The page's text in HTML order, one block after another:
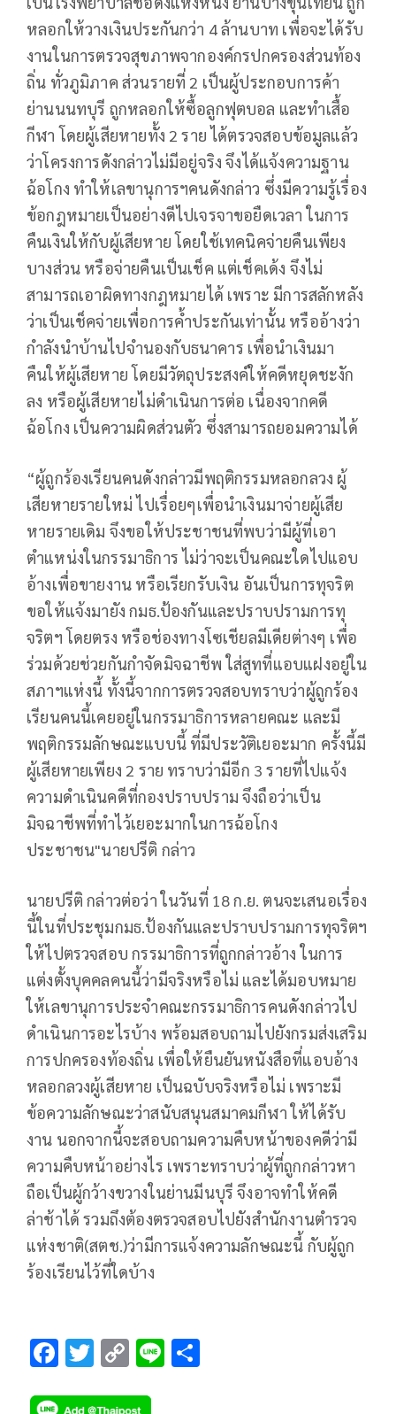
หลอกให้วางเงินประกันกว่า 4 ล้านบาท เพื่อจะได้รับ
งานในการตรวจสุขภาพจากองค์กรปกครองส่วนท้อง
ถิ่น ทั่วภูมิภาค ส่วนรายที่ 2 เป็นผู้ประกอบการค้า
ย่านนนทบุรี ถูกหลอกให้ซื้อลูกฟุตบอล และทำเสื้อ
กีฬา โดยผู้เสียหายทั้ง 2 ราย ได้ตรวจสอบข้อมูลแล้ว
ว่าโครงการดังกล่าวไม่มีอยู่จริง จึงได้แจ้งความฐาน
ฉ้อโกง ทำให้เลขานุการฯคนดังกล่าว ซึ่งมีความรู้เรื่อง
ข้อกฎหมายเป็นอย่างดีไปเจรจาขอยืดเวลา ในการ
คืนเงินให้กับผู้เสียหาย โดยใช้เทคนิคจ่ายคืนเพียง
บางส่วน หรือจ่ายคืนเป็นเช็ค แต่เช็คเด้ง จึงไม่
สามารถเอาผิดทางกฎหมายได้ เพราะ มีการสลักหลัง
ว่าเป็นเช็คจ่ายเพื่อการค้ำประกันเท่านั้น หรืออ้างว่า
กำลังนำบ้านไปจำนองกับธนาคาร เพื่อนำเงินมา
คืนให้ผู้เสียหาย โดยมีวัตถุประสงค์ให้คดีหยุดชะงัก
ลง หรือผู้เสียหายไม่ดำเนินการต่อ เนื่องจากคดี
ฉ้อโกง เป็นความผิดส่วนตัว ซึ่งสามารถยอมความได้
“ผู้ถูกร้องเรียนคนดังกล่าวมีพฤติกรรมหลอกลวง ผู้
เสียหายรายใหม่ ไปเรื่อยๆเพื่อนำเงินมาจ่ายผู้เสีย
หายรายเดิม จึงขอให้ประชาชนที่พบว่ามีผู้ที่เอา
ตำแหน่งในกรรมาธิการ ไม่ว่าจะเป็นคณะใดไปแอบ
อ้างเพื่อขายงาน หรือเรียกรับเงิน อันเป็นการทุจริต
ขอให้แจ้งมายัง กมธ.ป้องกันและปราบปรามการทุ
จริตฯ โดยตรง หรือช่องทางโซเชียลมีเดียต่างๆ เพื่อ
ร่วมด้วยช่วยกันกำจัดมิจฉาชีพ ใส่สูทที่แอบแฝงอยู่ใน
สภาฯแห่งนี้ ทั้งนี้จากการตรวจสอบทราบว่าผู้ถูกร้อง
เรียนคนนี้เคยอยู่ในกรรมาธิการหลายคณะ และมี
พฤติกรรมลักษณะแบบนี้ ที่มีประวัติเยอะมาก ครั้งนี้มี
ผู้เสียหายเพียง 2 ราย ทราบว่ามีอีก 3 รายที่ไปแจ้ง
ความดำเนินคดีที่กองปราบปราม จึงถือว่าเป็น
มิจฉาชีพที่ทำไว้เยอะมากในการฉ้อโกง
ประชาชน"นายปรีติ กล่าว
นายปรีติ กล่าวต่อว่า ในวันที่ 18 ก.ย. ตนจะเสนอเรื่อง
นี้ในที่ประชุมกมธ.ป้องกันและปราบปรามการทุจริตฯ
ให้ไปตรวจสอบ กรรมาธิการที่ถูกกล่าวอ้าง ในการ
แต่งตั้งบุคคลคนนี้ว่ามีจริงหรือไม่ และได้มอบหมาย
ให้เลขานุการประจำคณะกรรมาธิการคนดังกล่าวไป
ดำเนินการอะไรบ้าง พร้อมสอบถามไปยังกรมส่งเสริม
การปกครองท้องถิ่น เพื่อให้ยืนยันหนังสือที่แอบอ้าง
หลอกลวงผู้เสียหาย เป็นฉบับจริงหรือไม่ เพราะมี
ข้อความลักษณะว่าสนับสนุนสมาคมกีฬา ให้ได้รับ
งาน นอกจากนี้จะสอบถามความคืบหน้าของคดีว่ามี
ความคืบหน้าอย่างไร เพราะทราบว่าผู้ที่ถูกกล่าวหา
ถือเป็นผู้กว้างขวางในย่านมีนบุรี จึงอาจทำให้คดี
ล่าช้าได้ รวมถึงต้องตรวจสอบไปยังสำนักงานตำรวจ
แห่งชาติ(สตช.)ว่ามีการแจ้งความลักษณะนี้ กับผู้ถูก
ร้องเรียนไว้ที่ใดบ้าง
F T C Li